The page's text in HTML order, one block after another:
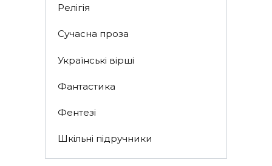
Релігія
Сучасна проза
Українські вірші
Фантастика
Фентезі
Шкільні підручники